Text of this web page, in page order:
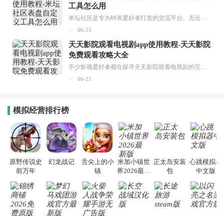
工具怎么用
米坛社区是专为钟表爱好者打造的交流平台。无论你是初涉钟表领域的普通爱好者，还是拥有多年收藏经验的资深玩家，都能在此找到属于自己的天地。 无需注册，就能轻松参与其中。通过专业的讨论论坛与丰富的交互功能，你可与世界各地的钟表爱好者畅快交流。若你钟情于钟表，米坛社区无疑是值得一试的理想之选。在这里，你能获取最新的手表资讯，交流见解，提升鉴赏品味，让每一块手表都成为收藏故事中重要的一部分。感兴趣的朋友，不要错过下载机会。...
06-23
天天影院观看电视剧app使用教程-天天影院
免费观看攻略大全
不少影视爱好者都在探寻天天影院观看电视剧的完整方法，结合最新平台使用规则，本篇新手入门攻略全面讲解观看渠道、检索流程、播放设置以及画面模式调整等实用内容。全文适配手机、电脑等主流设备，步骤简洁易懂，无论是初次使用的新手，还是想要优化观影体验的用户，都能参照内容快速上手，熟练掌握平台各项操作技巧，轻松畅享影视内容。...
06-23
模拟经营排行榜
原野传说史
前万年
幻龙战记
舌尖上的小
镇
米加小镇世
界2026最新
正太岛安装
包
心跳模拟器
中文版